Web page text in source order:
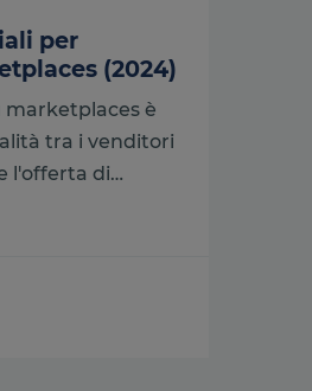
per
(2024)
marketplaces è
tra i venditori
l'offerta di…